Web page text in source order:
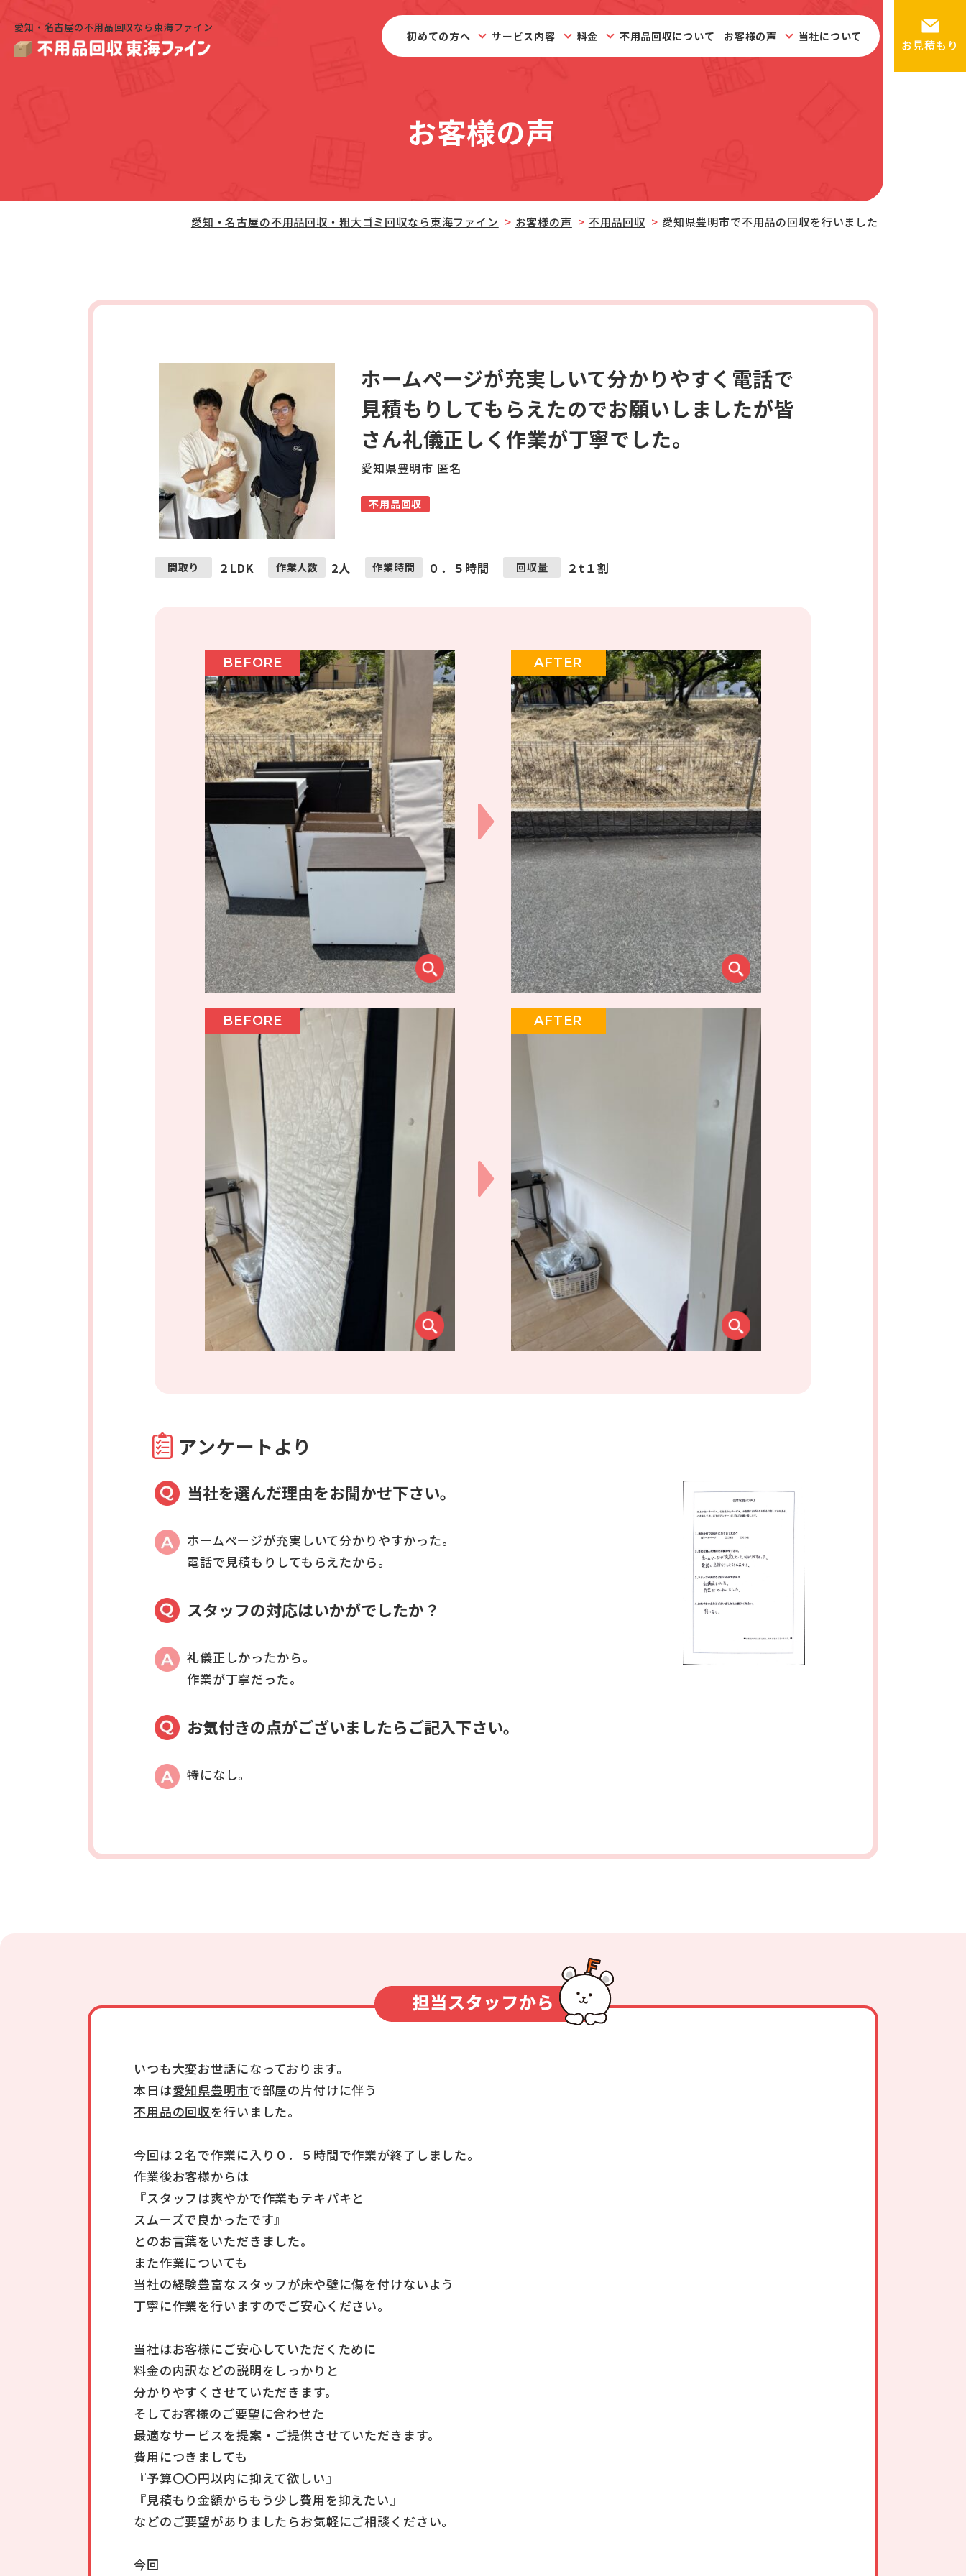
愛知・名古屋の不用品回収なら東海ファイン
初めての方へ サービス内容 料金 不用品回収について お客様の声 当社について
お見積もり
お客様の声
愛知・名古屋の不用品回収・粗大ゴミ回収なら東海ファイン お客様の声 不用品回収 愛知県豊明市で不用品の回収を行いました
ホームページが充実しいて分かりやすく電話で
見積もりしてもらえたのでお願いしましたが皆
さん礼儀正しく作業が丁寧でした。
愛知県豊明市 匿名
不用品回収
間取り ２LDK 作業人数 2人 作業時間 ０．５時間 回収量 ２t１割
アンケートより
当社を選んだ理由をお聞かせ下さい。
ホームページが充実しいて分かりやすかった。
電話で見積もりしてもらえたから。
スタッフの対応はいかがでしたか？
礼儀正しかったから。
作業が丁寧だった。
お気付きの点がございましたらご記入下さい。
特になし。
いつも大変お世話になっております。
本日は愛知県豊明市で部屋の片付けに伴う
不用品の回収を行いました。
今回は２名で作業に入り０．５時間で作業が終了しました。
作業後お客様からは
『スタッフは爽やかで作業もテキパキと
スムーズで良かったです』
とのお言葉をいただきました。
また作業についても
当社の経験豊富なスタッフが床や壁に傷を付けないよう
丁寧に作業を行いますのでご安心ください。
当社はお客様にご安心していただくために
料金の内訳などの説明をしっかりと
分かりやすくさせていただきます。
そしてお客様のご要望に合わせた
最適なサービスを提案・ご提供させていただきます。
費用につきましても
『予算〇〇円以内に抑えて欲しい』
『見積もり金額からもう少し費用を抑えたい』
などのご要望がありましたらお気軽にご相談ください。
今回